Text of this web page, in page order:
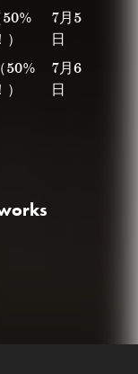
7月5
日
50%
7月6
日